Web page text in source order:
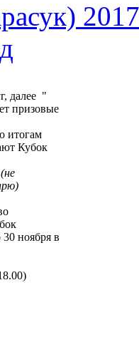
2017
далее "
призовые
итогам
Кубок
ноября в